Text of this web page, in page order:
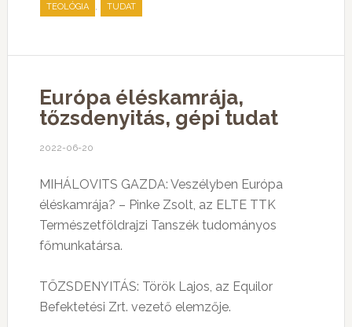
TEOLÓGIA , TUDAT
Európa éléskamrája,
tőzsdenyitás, gépi tudat
2022-06-20
MIHÁLOVITS GAZDA: Veszélyben Európa
éléskamrája? – Pinke Zsolt, az ELTE TTK
Természetföldrajzi Tanszék tudományos
főmunkatársa.
TŐZSDENYITÁS: Török Lajos, az Equilor
Befektetési Zrt. vezető elemzője.